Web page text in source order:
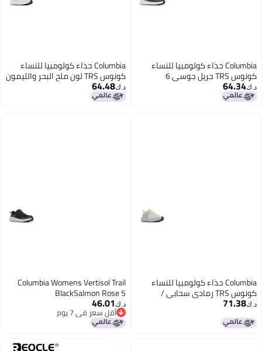
Columbia حذاء كولومبيا للنساء
كونوس TRS جريل جوسي 6
د.ك‏64.34
Columbia حذاء كولومبيا للنساء
كونوس TRS لون ملح البحر والليمون
7
د.ك‏64.48
Columbia حذاء كولومبيا للنساء
كونوس TRS رمادي سحابي /
سيتروين هاز 5
د.ك‏71.38
Columbia Womens Vertisol Trail
BlackSalmon Rose 5
د.ك‏46.01
أقل سعر في 7 يوم
أقل سعر في 7 يوم